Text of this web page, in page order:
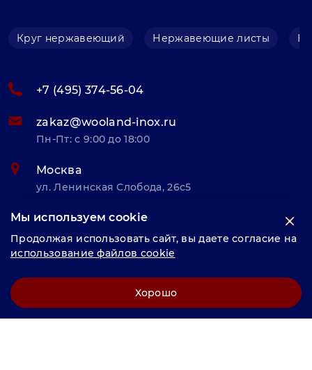
Круг нержавеющий Нержавеющие листы
+7 (495) 374-56-04
zakaz@wooland-inox.ru
Пн-Пт: с 9:00 до 18:00
Москва
ул. Ленинская Слобода, 26с5
© «Велунд нержавейка» 2025, Разработка и комплексное
продвижение " LCAgency"
Мы используем cookie
Продолжая использовать сайт, вы даете согласие на
использование файлов cookie
Хорошо